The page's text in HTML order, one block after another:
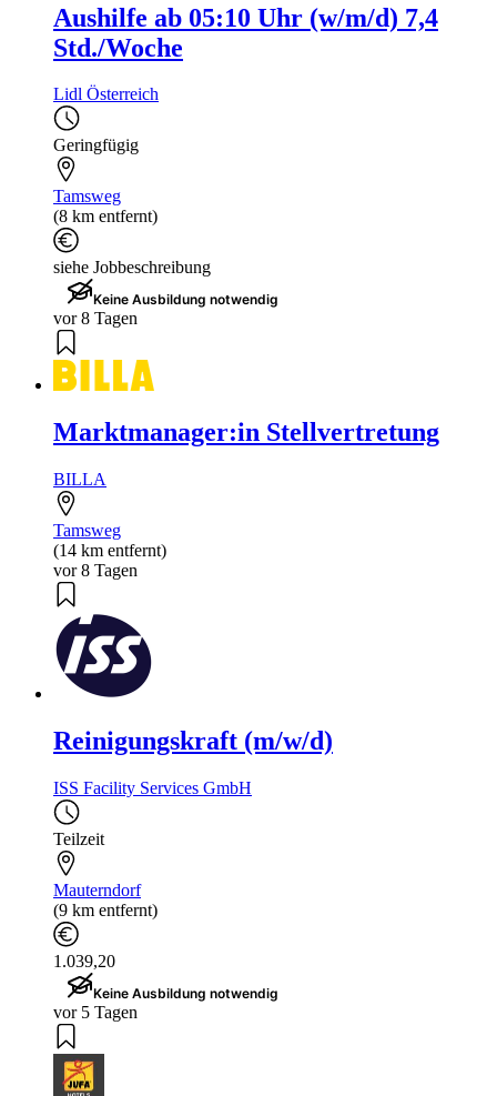
Aushilfe ab 05:10 Uhr (w/m/d) 7,4
Std./Woche
Lidl Österreich
Geringfügig
Tamsweg
(8 km entfernt)
siehe Jobbeschreibung
Keine Ausbildung notwendig
vor 8 Tagen
Marktmanager:in Stellvertretung
BILLA
Tamsweg
(14 km entfernt)
vor 8 Tagen
Reinigungskraft (m/w/d)
ISS Facility Services GmbH
Teilzeit
Mauterndorf
(9 km entfernt)
1.039,20
Keine Ausbildung notwendig
vor 5 Tagen